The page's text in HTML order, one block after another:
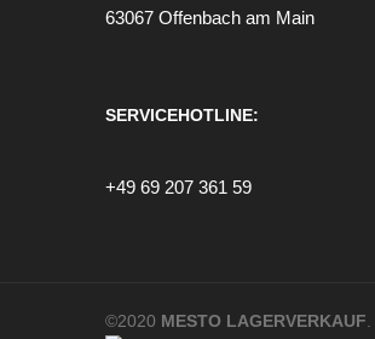
63067 Offenbach am Main
SERVICEHOTLINE:
+49 69 207 361 59
©2020 MESTO LAGERVERKAUF